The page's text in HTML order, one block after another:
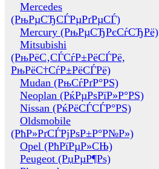
Mercedes
(РњРµСЂСЃРµРґРµСЃ)
Mercury (РњРµСЂРєСѓСЂРё)
Mitsubishi
(РњРёС‚СЃСѓР±РёСЃРё,
РњРёС†СѓР±РёСЃРё)
Mudan (РњСѓРґР°РЅ)
Neoplan (РќРµРѕРїР»Р°РЅ)
Nissan (РќРёСЃСЃР°РЅ)
Oldsmobile
(РћР»РґСЃРјРѕР±Р°Р№Р»)
Opel (РћРїРµР»СЊ)
Peugeot (РџРµР¶Рѕ)